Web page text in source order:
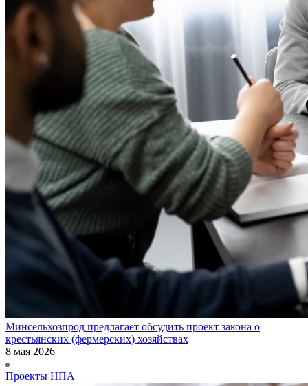
Минсельхозпрод предлагает обсудить проект закона о
крестьянских (фермерских) хозяйствах
8 мая 2026
Проекты НПА